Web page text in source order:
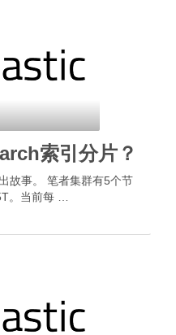
索引分片？
故事。 笔者集群有5个节
。当前每 …